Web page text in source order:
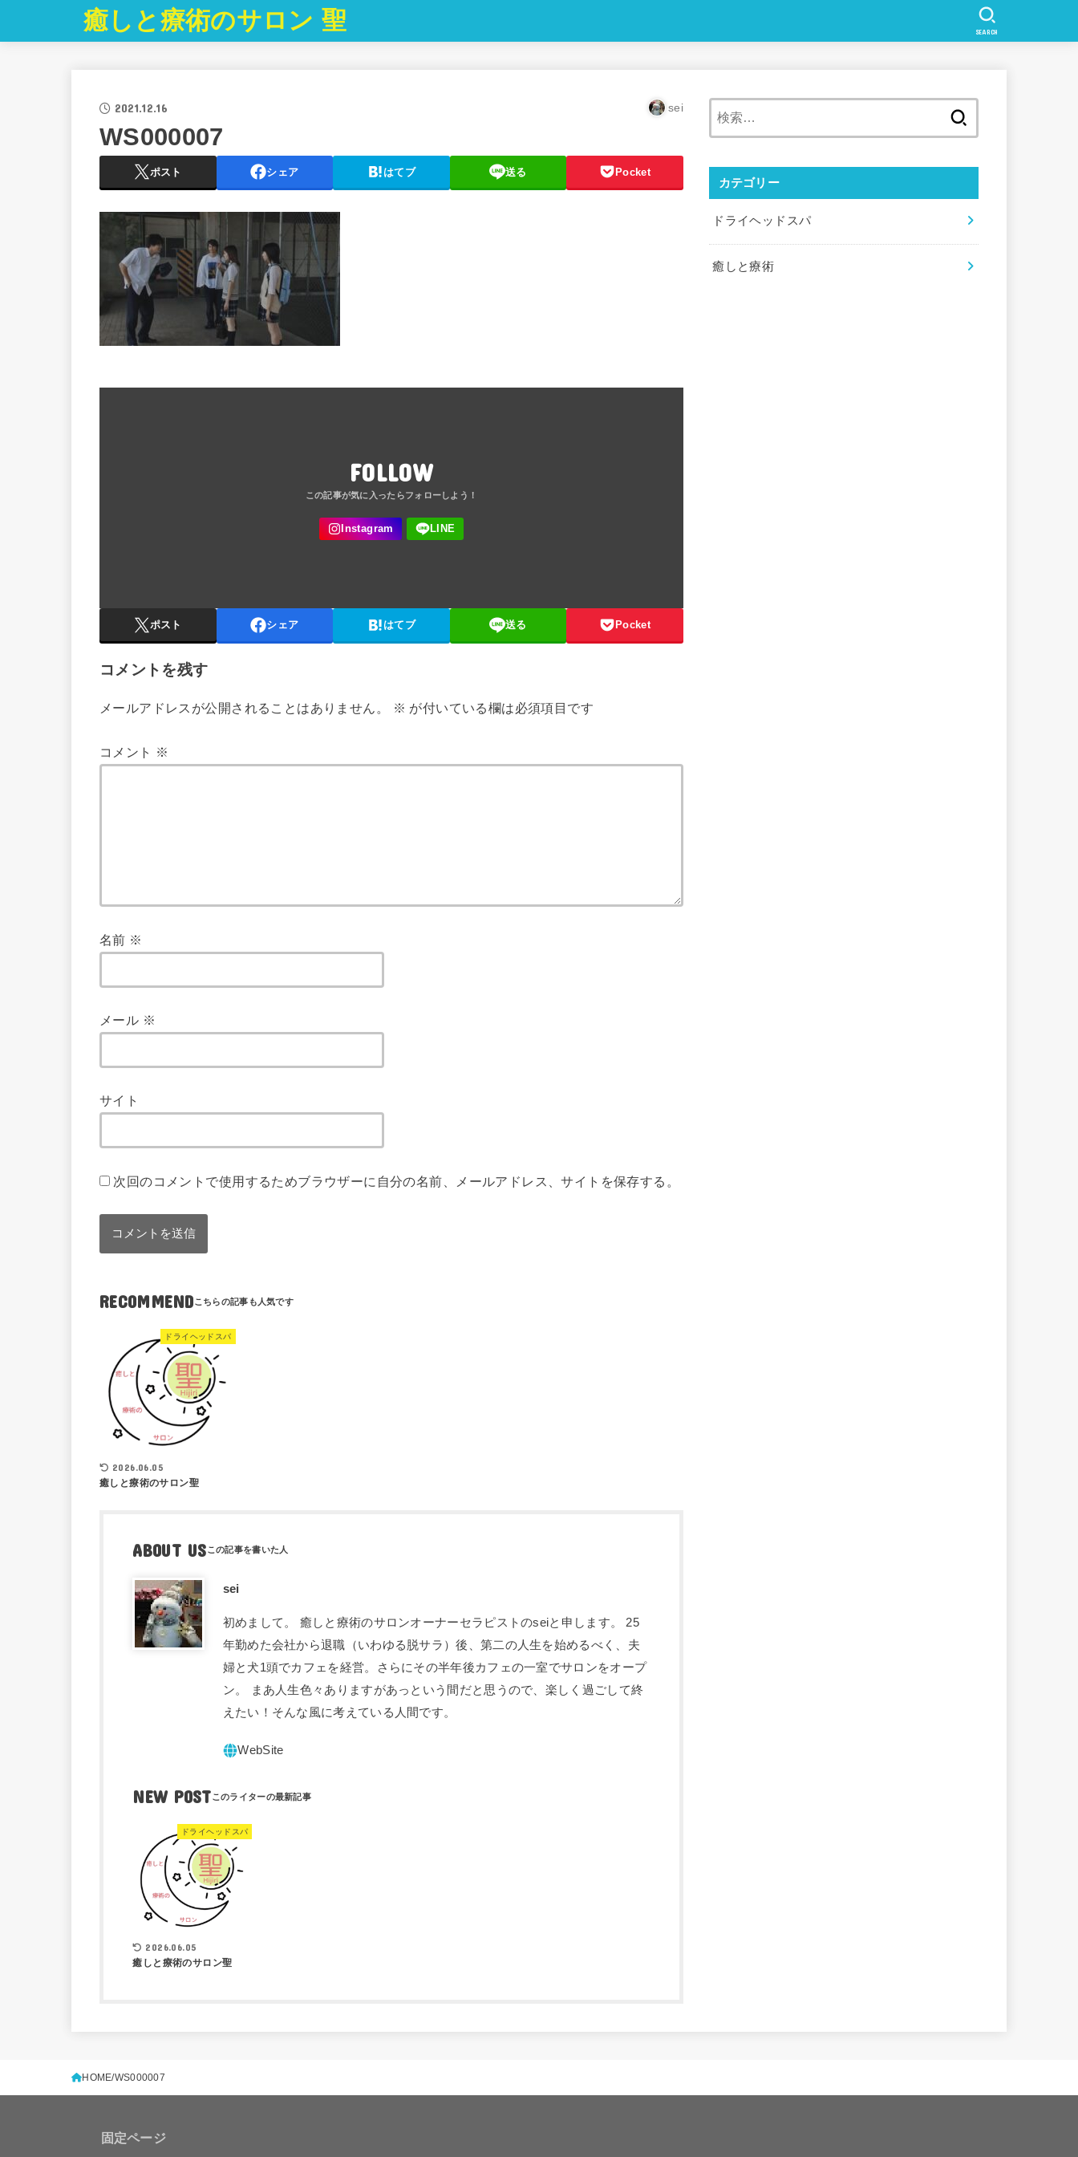
癒しと療術のサロン 聖 SEARCH
2021.12.16 sei
WS000007
ポスト シェア はてブ 送る Pocket
FOLLOW
ポスト シェア はてブ 送る Pocket
コメントを残す
メールアドレスが公開されることはありません。 ※ が付いている欄は必須項目です
コメント ※
名前 ※
メール ※
サイト
次回のコメントで使用するためブラウザーに自分の名前、メールアドレス、サイトを保存する。
RECOMMEND
ドライヘッドスパ
2026.06.05
癒しと療術のサロン聖
ABOUT US
sei
初めまして。 癒しと療術のサロンオーナーセラピストのseiと申します。 25
年勤めた会社から退職（いわゆる脱サラ）後、第二の人生を始めるべく、夫
婦と犬1頭でカフェを経営。さらにその半年後カフェの一室でサロンをオープ
ン。 まあ人生色々ありますがあっという間だと思うので、楽しく過ごして終
えたい！そんな風に考えている人間です。
NEW POST
ドライヘッドスパ
2026.06.05
癒しと療術のサロン聖
カテゴリー
ドライヘッドスパ
癒しと療術
HOME WS000007
固定ページ